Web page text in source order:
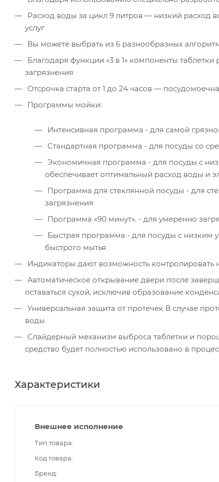
Расход воды за цикл 9 литров — низкий расход
услуг
Вы можете выбрать из 6 разнообразных
Благодаря функции «3 в 1» компоненты
загрязнения
Отсрочка старта от 1 до 24 часов —
Программы мойки:
Интенсивная программа - для самой
Стандартная программа - для посуды со
Экономичная программа - для посуды с
обеспечивает оптимальный расход воды и
Программа для стеклянной посуды - для
загрязнения
Программа «90 минут». - для умеренно
Быстрая программа - для посуды с низким
быстрого мытья
Индикаторы дают возможность контролировать
Автоматическое открывание двери после
оставаться сухой, исключив образование
Универсальная защита от протечек В случае
воды
Слайдерный механизм выброса таблетки и
средство будет полностью использовано в
Характеристики
Внешнее исполнение
Тип товара
Код товара
Бренд